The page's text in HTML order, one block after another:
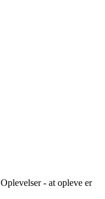
Oplevelser - at opleve er